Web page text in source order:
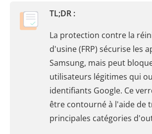
TL;DR :
La protection contre la
d'usine (FRP) sécurise les
Samsung, mais peut
utilisateurs légitimes qui
identifiants Google. Ce
être contourné à l'aide de
principales catégories